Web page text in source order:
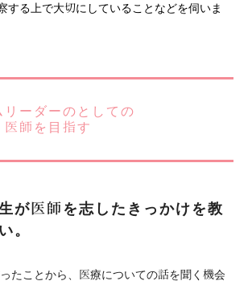
する上で大切にしていることなどを伺いま
リーダーのとしての
師を目指す
医師を志したきっかけを教
。
たことから、医療についての話を聞く機会